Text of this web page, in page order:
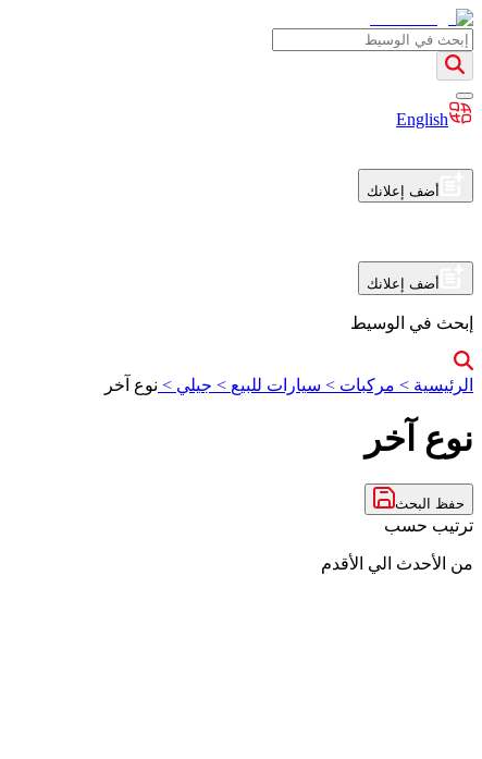
English
أضف إعلانك
أضف إعلانك
إبحث في الوسيط
الرئيسية > مركبات > سيارات للبيع > جيلي > نوع آخر
نوع آخر
حفظ البحث
ترتيب حسب
من الأحدث الي الأقدم